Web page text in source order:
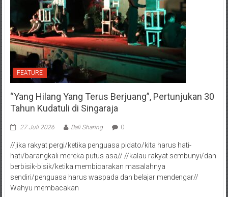
FEATURE
“Yang Hilang Yang Terus Berjuang”, Pertunjukan 30
Tahun Kudatuli di Singaraja
27 Juli 2026 Bali Sharing 0
//jika rakyat pergi/ketika penguasa pidato/kita harus hati-
hati/barangkali mereka putus asa// //kalau rakyat sembunyi/dan
berbisik-bisik/ketika membicarakan masalahnya
sendiri/penguasa harus waspada dan belajar mendengar//
Wahyu membacakan